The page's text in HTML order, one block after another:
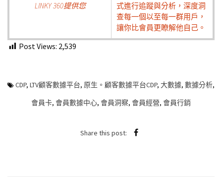
LINKY 360提供您
式進行追蹤與分析，深度洞
查每一個以至每一群用戶，
讓你比會員更瞭解他自己。
Post Views: 2,539
CDP, LTV顧客數據平台, 原生。顧客數據平台CDP, 大數據, 數據分析,
會員卡, 會員數據中心, 會員洞察, 會員經營, 會員行銷
Share this post: